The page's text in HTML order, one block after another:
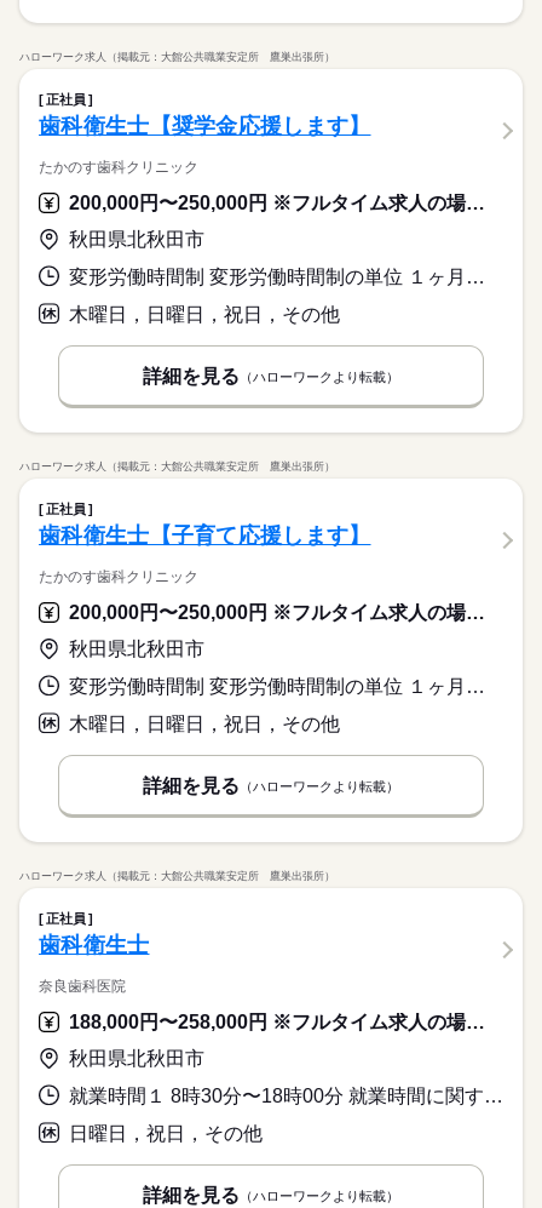
ハローワーク求人（掲載元：大館公共職業安定所 鷹巣出張所）
正社員
歯科衛生士【奨学金応援します】
たかのす歯科クリニック
200,000円〜250,000円 ※フルタイム求人の場合は月額（換算額）、パート求人の場合は時間額を表示しています。
秋田県北秋田市
変形労働時間制 変形労働時間制の単位 １ヶ月単位 就業時間１ 8時50分〜19時00分
木曜日，日曜日，祝日，その他
詳細を見る （ハローワークより転載）
ハローワーク求人（掲載元：大館公共職業安定所 鷹巣出張所）
正社員
歯科衛生士【子育て応援します】
たかのす歯科クリニック
200,000円〜250,000円 ※フルタイム求人の場合は月額（換算額）、パート求人の場合は時間額を表示しています。
秋田県北秋田市
変形労働時間制 変形労働時間制の単位 １ヶ月単位 就業時間１ 8時50分〜19時00分
木曜日，日曜日，祝日，その他
詳細を見る （ハローワークより転載）
ハローワーク求人（掲載元：大館公共職業安定所 鷹巣出張所）
正社員
歯科衛生士
奈良歯科医院
188,000円〜258,000円 ※フルタイム求人の場合は月額（換算額）、パート求人の場合は時間額を表示しています。
秋田県北秋田市
就業時間１ 8時30分〜18時00分 就業時間に関する特記事項 【休憩時間について】
日曜日，祝日，その他
詳細を見る （ハローワークより転載）